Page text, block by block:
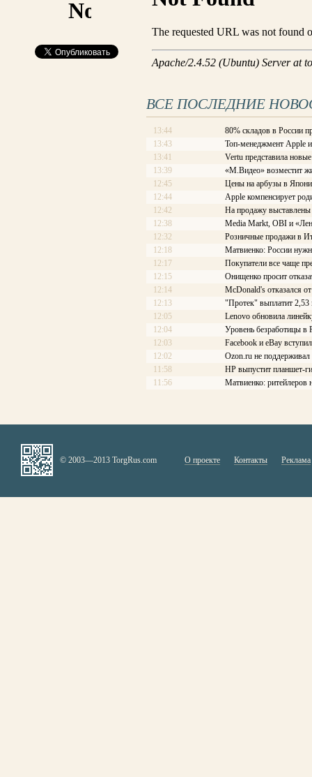
ВСЕ ПОСЛЕДНИЕ
13:44
80% складов в России
13:43
Топ-менеджмент Apple
13:41
Vertu представила
13:39
«М.Видео» возместит
12:45
Цены на арбузы в
12:44
Apple компенсирует
12:42
На продажу
12:38
Media Markt, OBI и
12:32
Розничные продажи в
12:18
Матвиенко: России
12:17
Покупатели все чаще
12:15
Онищенко просит
12:14
McDonald's отказался
12:13
"Протек" выплатит
12:05
Lenovo обновила
12:04
Уровень безработицы в
12:03
Facebook и eBay
12:02
Ozon.ru не поддерживал
11:58
HP выпустит планшет-
11:56
Матвиенко: ритейлеров
© 2003—2013 TorgRus.com О проекте Контакты Реклама